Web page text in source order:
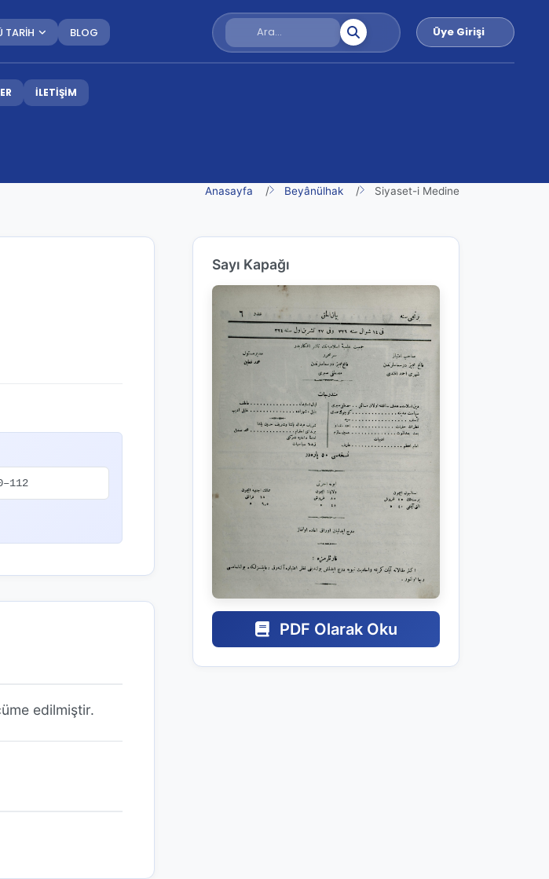
TARİH BLOG Üye Girişi
İLETİŞİM
Anasayfa Beyânülhak Siyaset-i Medine
edilmiştir.
Sayı Kapağı
PDF Olarak Oku